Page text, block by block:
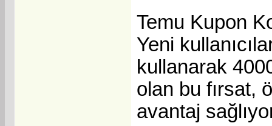
Temu Kupon
Yeni
kullanarak
olan bu fırsat,
avantaj